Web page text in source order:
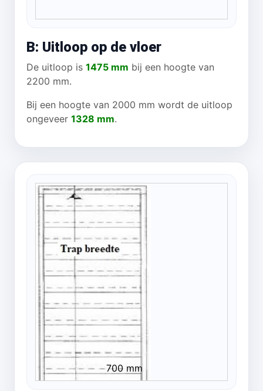
B: Uitloop op de vloer
De uitloop is 1475 mm bij een hoogte van
2200 mm.
Bij een hoogte van 2000 mm wordt de uitloop
ongeveer 1328 mm.
700 mm